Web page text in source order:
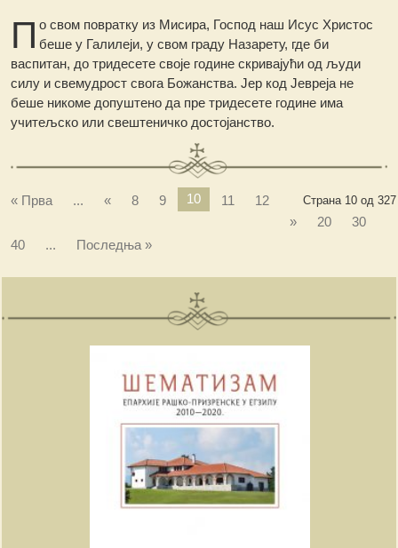
П о свом повратку из Мисира, Господ наш Исус Христос
беше у Галилеји, у свом граду Назарету, где би
васпитан, до тридесете своје године скривајући од људи
силу и свемудрост свога Божанства. Јер код Јевреја не
беше никоме допуштено да пре тридесете године има
учитељско или свештеничко достојанство.
Страна 10 од 327
« Прва ... « 8 9 10 11
12
»
20
30
40
... Последња »